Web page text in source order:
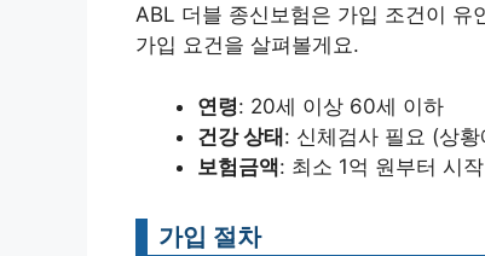
ABL 더블 종신보험은 가입 조건이 유
가입 요건을 살펴볼게요.
연령: 20세 이상 60세 이하
건강 상태: 신체검사 필요 (상
보험금액: 최소 1억 원부터 시
가입 절차